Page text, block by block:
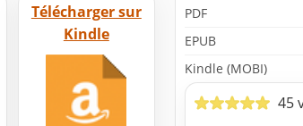
Télécharger sur
Kindle
PDF
EPUB
Kindle (MOBI)
45